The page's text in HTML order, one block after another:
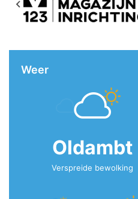
Weer
Oldambt
Verspreide bewolking